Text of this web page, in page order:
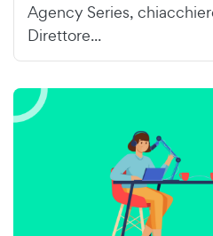
Agency Series,
Direttore...